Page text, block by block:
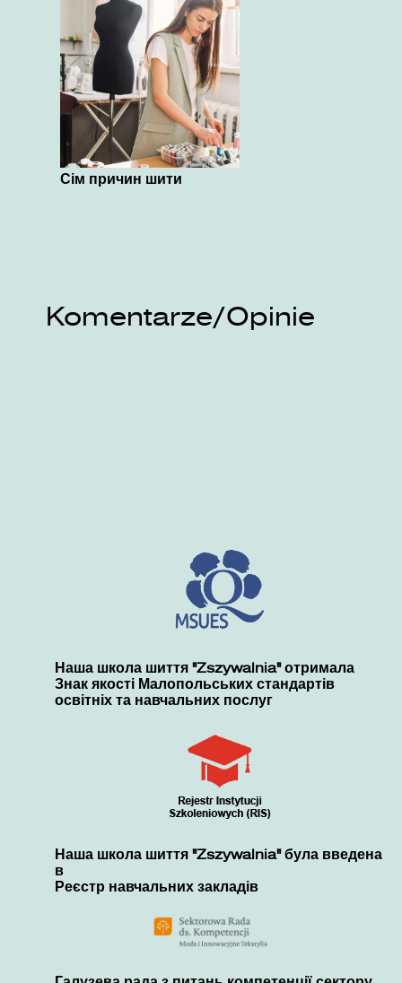
Сім причин шити
Komentarze/Opinie
Наша школа шиття "Zszywalnia" отримала
Знак якості Малопольських стандартів
освітніх та навчальних послуг
Наша школа шиття "Zszywalnia" була введена
в
Реєстр навчальних закладів